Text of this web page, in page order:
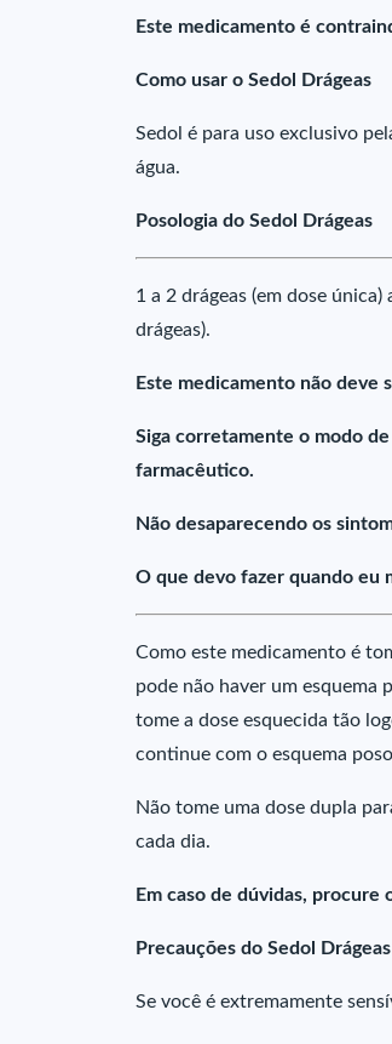
Este medicamento é
Como usar o Sedol Drágeas
Sedol é para uso exclusivo
água.
Posologia do Sedol Drágeas
1 a 2 drágeas (em dose
drágeas).
Este medicamento não deve
Siga corretamente o modo
farmacêutico.
Não desaparecendo os
O que devo fazer quando eu
Como este medicamento é
pode não haver um esquema
tome a dose esquecida tão
continue com o esquema
Não tome uma dose dupla
cada dia.
Em caso de dúvidas,
Precauções do Sedol Drágeas
Se você é extremamente